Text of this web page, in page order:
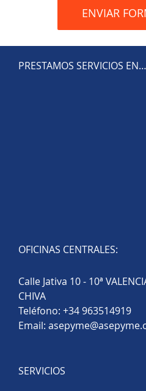
PRESTAMOS SERVICIOS EN…
OFICINAS CENTRALES:
Calle Jativa 10 - 10ª
CHIVA
Teléfono: +34 963514919
Email:
SERVICIOS